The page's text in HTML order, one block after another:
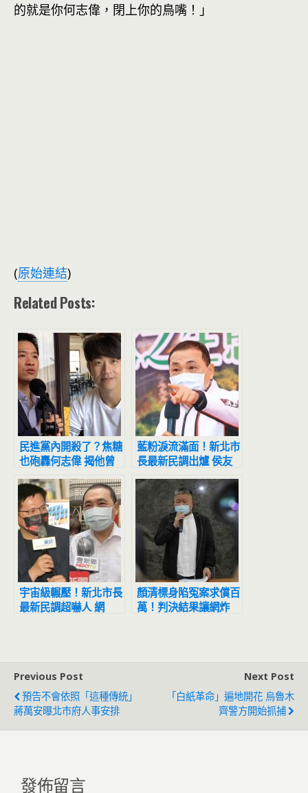
的就是你何志偉，閉上你的鳥嘴！」
(原始連結)
Related Posts:
民進黨內開殺了？焦糖
也砲轟何志偉 揭他曾
打電話喬「這一件事」
藍粉淚流滿面！新北市
長最新民調出爐 侯友
宜超震撼
宇宙級輾壓！新北市長
最新民調超嚇人 網
顏清標身陷冤案求償百
萬！判決結果讓網炸
Previous Post
預告不會依照「這種傳統」
蔣萬安曝北市府人事安排
Next Post
「白紙革命」遍地開花 烏魯木
齊警方開始抓捕
發佈留言